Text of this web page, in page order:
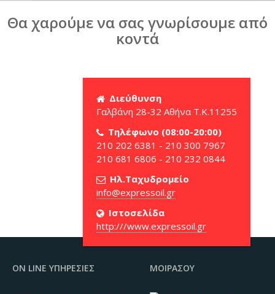
Θα χαρούμε να σας γνωρίσουμε από
κοντά
Διεύθυνση
Γαλβάνη 28-32 Αθήνα Τ.Κ.11255
Τηλέφωνο (08:00-20:00)
210 202 6381 - 210 300 7967
210 681 6806 - 210 232 0844
Ηλ.Ταχυδρομείο
Ιστοσελίδα
http:///www.expressoil.gr
ON LINE ΥΠΗΡΕΣΊΕΣ ΜΟΙΡΆΣΟΥ